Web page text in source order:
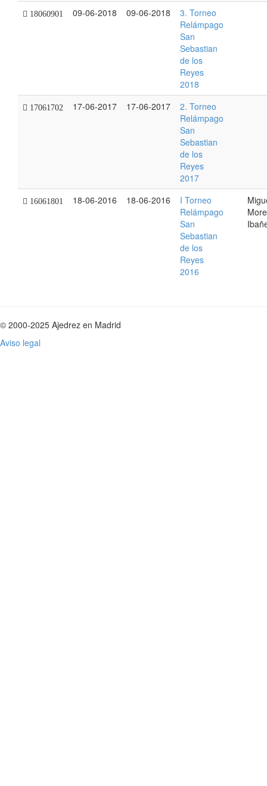
18060901 09-06-2018 09-06-2018
3. Torneo
Relámpago
San
Sebastian
de los
Reyes
2018
17061702 17-06-2017 17-06-2017
2. Torneo
Relámpago
San
Sebastian
de los
Reyes
2017
16061801 18-06-2016 18-06-2016
I Torneo
Relámpago
San
Sebastian
de los
Reyes
2016
© 2000-2025 Ajedrez en Madrid
Aviso legal